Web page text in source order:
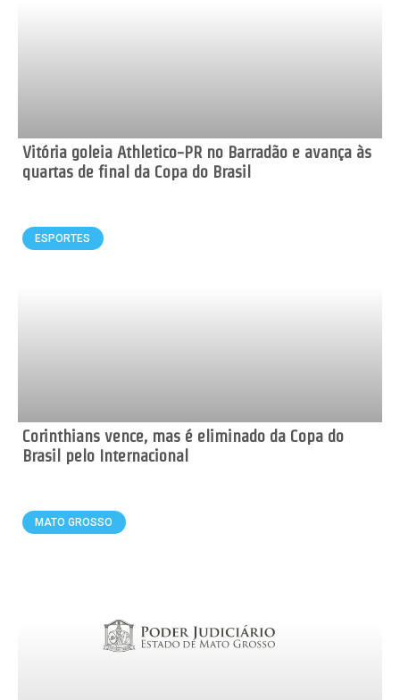
Vitória goleia Athletico-PR no Barradão e avança às
quartas de final da Copa do Brasil
ESPORTES
Corinthians vence, mas é eliminado da Copa do
Brasil pelo Internacional
MATO GROSSO